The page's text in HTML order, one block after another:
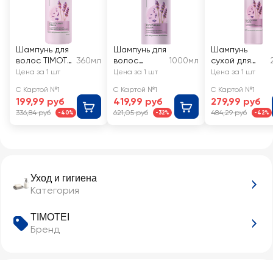
Уход и гигиена
Категория
TIMOTEI
Бренд
Шампунь для
волос TIMOTEI
Роскошный
360мл
Цена за 1 шт
С Картой №1
199,99 руб
336,84 руб -40%
Шампунь для
волос
TIMOTEI
объем
1000мл
Цена за 1 шт
С Картой №1
419,99 руб
621,05 руб -32%
Шампунь
сухой для
волос
Роскошный
объем
Цена за 1 шт
С Картой №1
279,99 руб
484,29 руб -42%